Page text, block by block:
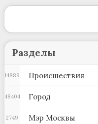
Разделы
Происшествия
14889
Город
48404
Мэр Москвы
2749